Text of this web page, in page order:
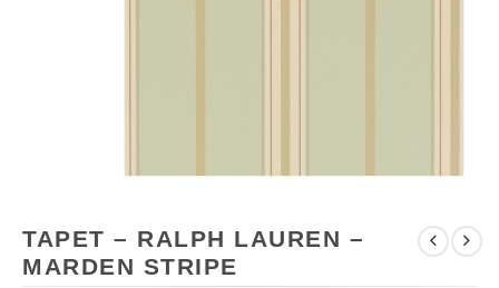
TAPET – RALPH LAUREN –
MARDEN STRIPE